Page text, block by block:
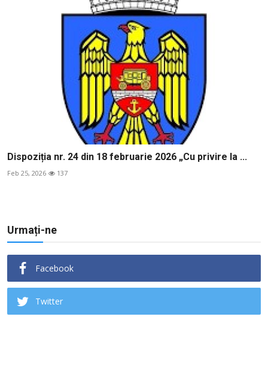
Dispoziția nr. 24 din 18 februarie 2026 „Cu privire la ...
Feb 25, 2026 137
Urmați-ne
Facebook
Twitter